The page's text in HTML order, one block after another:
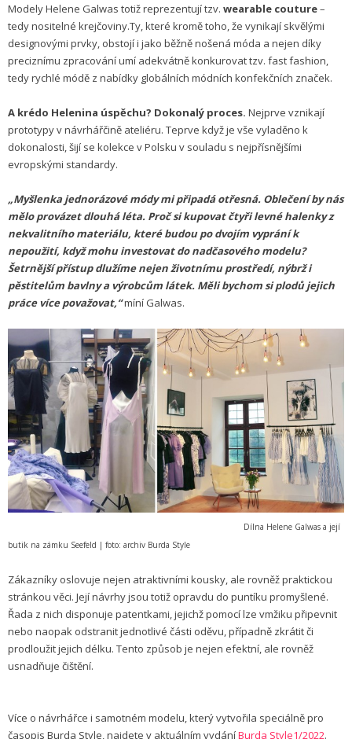
Modely Helene Galwas totiž reprezentují tzv. wearable couture–
tedy nositelné krejčoviny.Ty, které kromě toho, že vynikají skvělými
designovými prvky, obstojí i jako běžně nošená móda a nejen díky
preciznímu zpracování umí adekvátně konkurovat tzv. fast fashion,
tedy rychlé módě z nabídky globálních módních konfekčních značek.
A krédo Helenina úspěchu? Dokonalý proces. Nejprve vznikají
prototypy v návrhářčině ateliéru. Teprve když je vše vyladěno k
dokonalosti, šijí se kolekce v Polsku v souladu s nejpřísnějšími
evropskými standardy.
„Myšlenka jednorázové módy mi připadá otřesná. Oblečení by nás
mělo provázet dlouhá léta. Proč si kupovat čtyři levné halenky z
nekvalitního materiálu, které budou po dvojím vyprání k
nepoužití, když mohu investovat do nadčasového modelu?
Šetrnější přístup dlužíme nejen životnímu prostředí, nýbrž i
pěstitelům bavlny a výrobcům látek. Měli bychom si plodů jejich
práce více považovat,“míní Galwas.
Dílna Helene Galwas a její
butik na zámku Seefeld | foto: archiv Burda Style
Zákazníky oslovuje nejen atraktivními kousky, ale rovněž praktickou
stránkou věci. Její návrhy jsou totiž opravdu do puntíku promyšlené.
Řada z nich disponuje patentkami, jejichž pomocí lze vmžiku připevnit
nebo naopak odstranit jednotlivé části oděvu, případně zkrátit či
prodloužit jejich délku. Tento způsob je nejen efektní, ale rovněž
usnadňuje čištění.
Více o návrhářce i samotném modelu, který vytvořila speciálně pro
časopis Burda Style, najdete v aktuálním vydáníBurda Style1/2022.